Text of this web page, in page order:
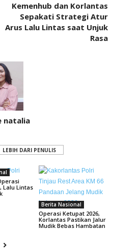
Kemenhub dan Korlantas
Sepakati Strategi Atur
Arus Lalu Lintas saat Unjuk
Rasa
natalia
LEBIH DARI PENULIS
Lalu Lintas
Berita Nasional
Operasi Ketupat 2026,
Korlantas Pastikan Jalur
Mudik Bebas Hambatan